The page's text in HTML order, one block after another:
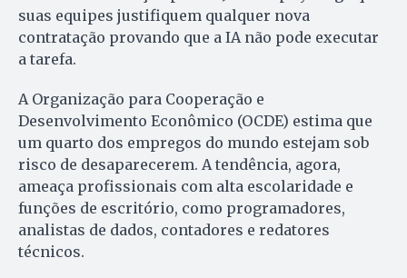
suas equipes justifiquem qualquer nova
contratação provando que a IA não pode executar
a tarefa.
A Organização para Cooperação e
Desenvolvimento Econômico (OCDE) estima que
um quarto dos empregos do mundo estejam sob
risco de desaparecerem. A tendência, agora,
ameaça profissionais com alta escolaridade e
funções de escritório, como programadores,
analistas de dados, contadores e redatores
técnicos.